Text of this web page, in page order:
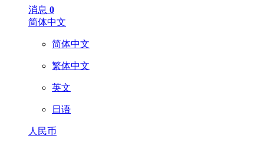
消息 0
简体中文
简体中文
繁体中文
英文
日语
人民币